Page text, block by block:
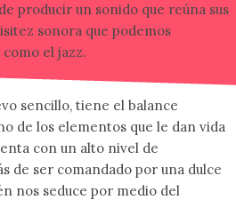
producir un sonido que reúna sus
sonora que podemos
el jazz.
sencillo, tiene el balance
de los elementos que le dan vida
con un alto nivel de
de ser comandado por una dulce
nos seduce por medio del